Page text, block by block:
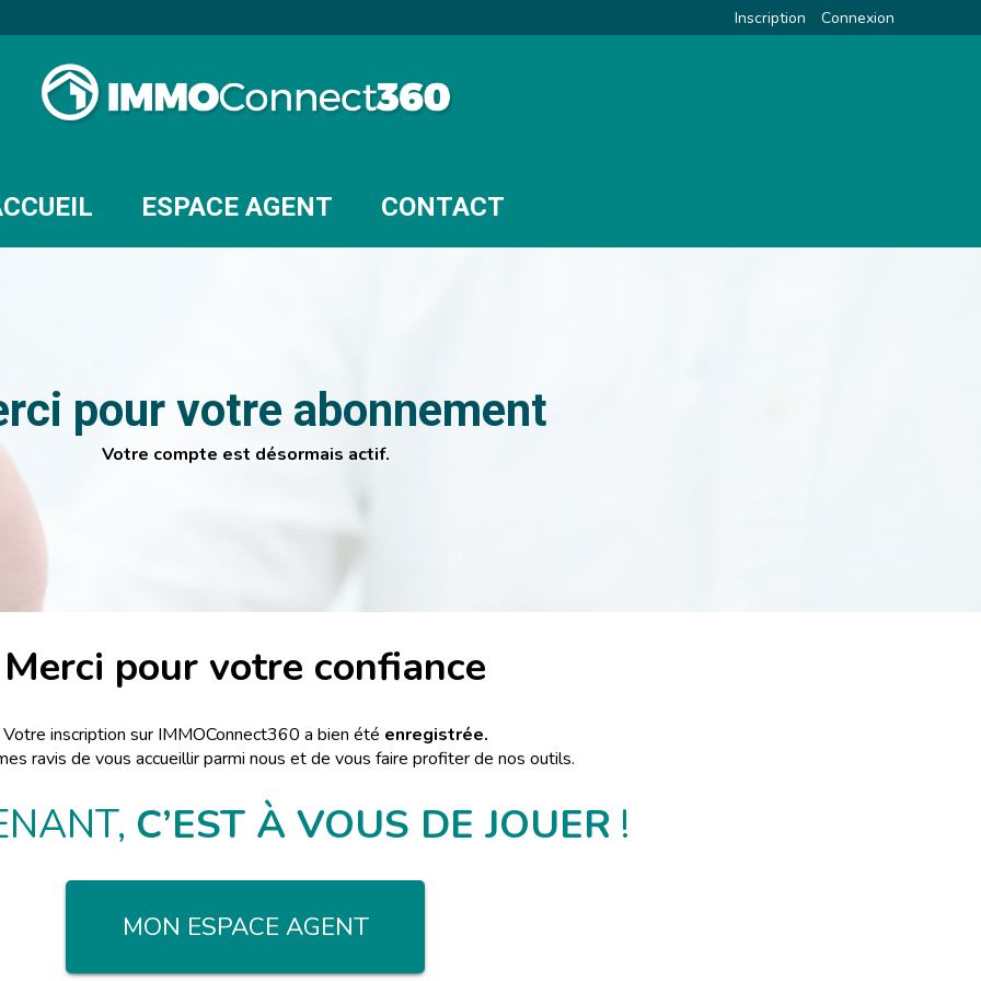
Inscription Connexion
ESPACE AGENT CONTACT
pour votre abonnement
Votre compte est désormais actif.
Merci pour votre confiance
Votre inscription sur IMMOConnect360 a bien été enregistrée.
ravis de vous accueillir parmi nous et de vous faire profiter de nos outils.
C’EST À VOUS DE JOUER !
MON ESPACE AGENT